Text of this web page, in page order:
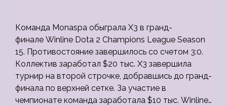
Команда Monaspa обыграла X3 в гранд-
финале Winline Dota 2 Champions League Season
15. Противостояние завершилось со счетом 3:0.
Коллектив заработал $20 тыс. X3 завершила
турнир на второй строчке, добравшись до гранд-
финала по верхней сетке. За участие в
чемпионате команда заработала $10 тыс. Winline…